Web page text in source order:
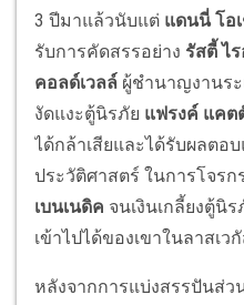
3 ปีมาแล้วนับแต่ แดนนี่ โอ
รับการคัดสรรอย่าง รัสตี้ ไ
คอลด์เวลล์ ผู้ชำนาญงานระ
งัดแงะตู้นิรภัย แฟรงค์ แคต
ได้กล้าเสียและได้รับผลตอ
ประวัติศาสตร์ ในการโจร
เบนเนดิค จนเงินเกลี้ยงตู้นิ
เข้าไปได้ของเขาในลาสเว
หลังจากการแบ่งสรรปันส่ว